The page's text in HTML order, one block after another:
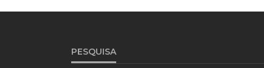
PESQUISA